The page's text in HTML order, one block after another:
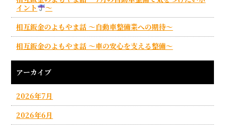
イント
～
相互鈑金のよもやま話 ～自動車整備業への期待～
相互鈑金のよもやま話 ～車の安心を支える整備～
アーカイブ
2026年7月
2026年6月